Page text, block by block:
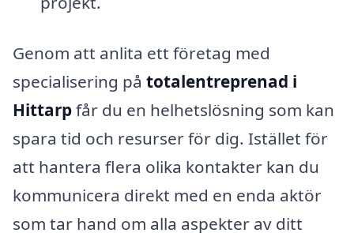
Genom att anlita ett företag med
specialisering på totalentreprenad i
Hittarpfår du en helhetslösning som kan
spara tid och resurser för dig. Istället för
att hantera flera olika kontakter kan du
kommunicera direkt med en enda aktör
som tar hand om alla aspekter av ditt